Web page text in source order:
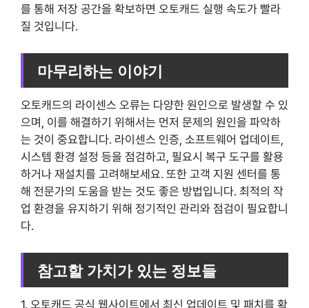
를 통해 저장 공간을 확보하면 오토캐드 실행 속도가 빨라
질 것입니다.
마무리하는 이야기
오토캐드의 라이센스 오류는 다양한 원인으로 발생할 수 있
으며, 이를 해결하기 위해서는 먼저 문제의 원인을 파악하
는 것이 중요합니다. 라이센스 인증, 소프트웨어 업데이트,
시스템 환경 설정 등을 점검하고, 필요시 복구 도구를 활용
하거나 재설치를 고려해보세요. 또한 고객 지원 센터를 통
해 전문가의 도움을 받는 것도 좋은 방법입니다. 최적의 작
업 환경을 유지하기 위해 정기적인 관리와 점검이 필요합니
다.
참고할 가치가 있는 정보들
1. 오토캐드 공식 웹사이트에서 최신 업데이트 및 패치를 확